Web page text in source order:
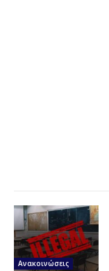
Ανακοινώσεις